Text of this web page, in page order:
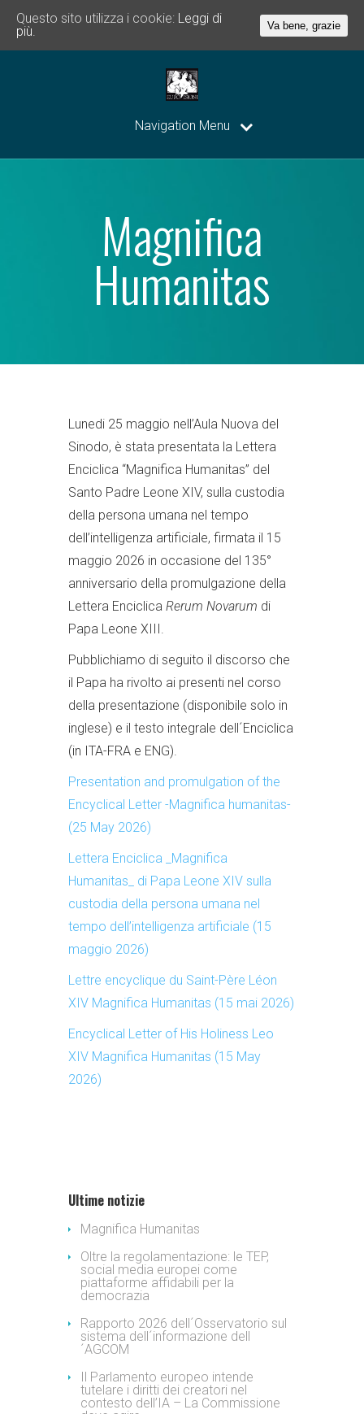
Navigation Menu
Magnifica
Humanitas
Lunedi 25 maggio nell’Aula Nuova del
Sinodo, è stata presentata la Lettera
Enciclica “Magnifica Humanitas” del
Santo Padre Leone XIV, sulla custodia
della persona umana nel tempo
dell’intelligenza artificiale, firmata il 15
maggio 2026 in occasione del 135°
anniversario della promulgazione della
Lettera Enciclica Rerum Novarum di
Papa Leone XIII.
Pubblichiamo di seguito il discorso che
il Papa ha rivolto ai presenti nel corso
della presentazione (disponibile solo in
inglese) e il testo integrale dell´Enciclica
(in ITA-FRA e ENG).
Presentation and promulgation of the
Encyclical Letter -Magnifica humanitas-
(25 May 2026)
Lettera Enciclica _Magnifica
Humanitas_ di Papa Leone XIV sulla
custodia della persona umana nel
tempo dell’intelligenza artificiale (15
maggio 2026)
Lettre encyclique du Saint-Père Léon
XIV Magnifica Humanitas (15 mai 2026)
Encyclical Letter of His Holiness Leo
XIV Magnifica Humanitas (15 May
2026)
Ultime notizie
Magnifica Humanitas
Oltre la regolamentazione: le TEP,
social media europei come
piattaforme affidabili per la
democrazia
Rapporto 2026 dell´Osservatorio sul
sistema dell´informazione dell
´AGCOM
Il Parlamento europeo intende
tutelare i diritti dei creatori nel
contesto dell’IA – La Commissione
Questo sito utilizza i cookie: Leggi di
più.
Va bene, grazie